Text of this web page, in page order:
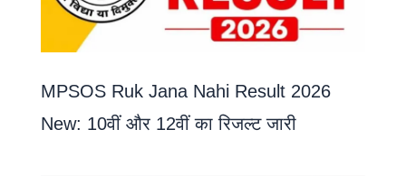
MPSOS Ruk Jana Nahi Result 2026
New: 10वीं और 12वीं का रिजल्ट जारी